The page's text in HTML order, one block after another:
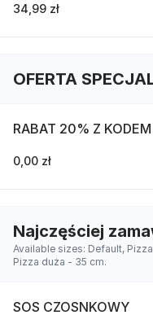
34,99 zł
OFERTA
RABAT 20% Z
0,00 zł
Najczęściej
Available sizes: Default,
Pizza duża - 35 cm.
SOS CZOSNKOWY